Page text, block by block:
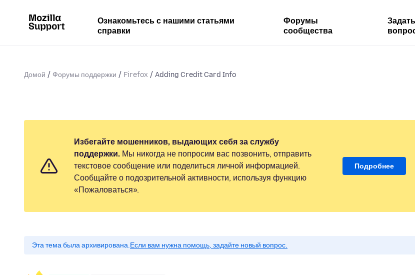
Ознакомьтесь с нашими статьями
справки
Форумы
сообщества
Задать
Домой Форумы поддержки Firefox Adding Credit Card Info
Избегайте мошенников, выдающих себя за службу
поддержки. Мы никогда не попросим вас позвонить, отправить
текстовое сообщение или поделиться личной информацией.
Сообщайте о подозрительной активности, используя функцию
«Пожаловаться».
Подробнее
Эта тема была архивирована.Если вам нужна помощь, задайте новый вопрос.